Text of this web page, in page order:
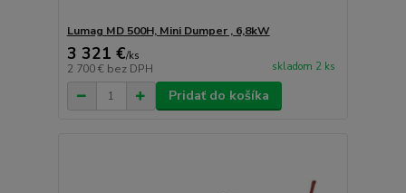
Lumag MD 500H, Mini Dumper , 6,8kW
3 321 €/ks
2 700 € bez DPH skladom 2 ks
Pridať do košíka